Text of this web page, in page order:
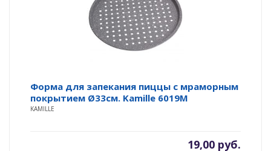
Форма для запекания пиццы с мраморным
покрытием Ø33см. Kamille 6019M
KAMILLE
19,00 руб.